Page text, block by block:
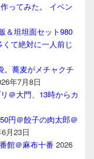
ってみた。 イベン
＆坦坦面セット980
て絶対に一人前じ
。蕎麦がメチャクチ
年7月8日
＠大門、13時からカ
円＠餃子の肉太郎＠
月23日
館＠麻布十番 2026